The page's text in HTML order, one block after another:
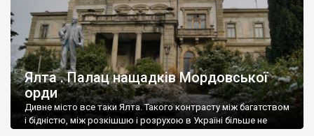
Ялта . Палац нащадків Мордовської
орди
Дивне місто все таки Ялта. Такого контрасту між багатством
і бідністю, між розкішшю і розрухою в Україні більше не